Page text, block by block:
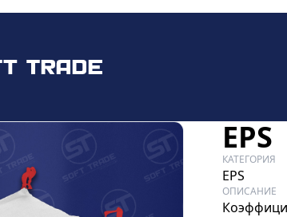
EPS
КАТЕГОРИЯ
EPS
ОПИСАНИЕ